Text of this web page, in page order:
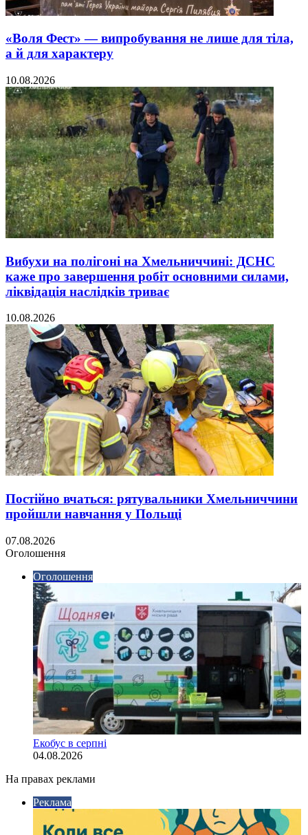
«Воля Фест» — випробування не лише для тіла,
а й для характеру
10.08.2026
Вибухи на полігоні на Хмельниччині: ДСНС
каже про завершення робіт основними силами,
ліквідація наслідків триває
10.08.2026
Постійно вчаться: рятувальники Хмельниччини
пройшли навчання у Польщі
07.08.2026
Оголошення
Оголошення
Екобус в серпні
04.08.2026
На правах реклами
Реклама